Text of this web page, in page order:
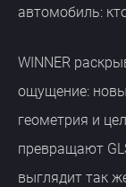
автомобиль:
WINNER
ощущение:
геометрия и
превращают
выглядит так